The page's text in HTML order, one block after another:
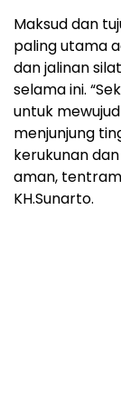
Maksud dan
paling utama
dan jalinan
selama ini.
untuk
menjunjung
kerukunan
aman,
KH.Sunarto.